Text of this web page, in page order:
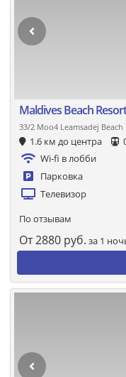
Maldives Beach
33/2 Moo4 Leamsadej
1.6 км до центра
Wi-fi в лобби
Парковка
Телевизор
По отзывам
От2880 руб. за 1